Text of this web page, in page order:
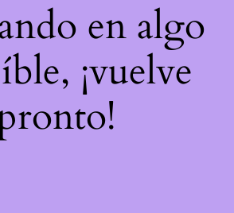
en algo
¡vuelve